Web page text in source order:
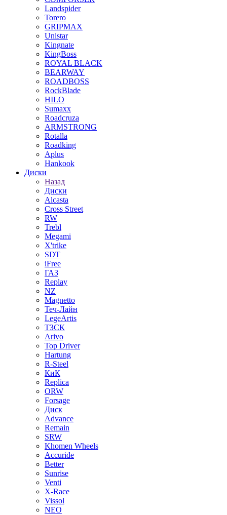
Landspider
Torero
GRIPMAX
Unistar
Kingnate
KingBoss
ROYAL BLACK
BEARWAY
ROADBOSS
RockBlade
HILO
Sumaxx
Roadcruza
ARMSTRONG
Rotalla
Roadking
Aplus
Hankook
Диски
Назад
Диски
Alcasta
Cross Street
RW
Trebl
Megami
X'trike
SDT
iFree
ГАЗ
Replay
NZ
Magnetto
Теч-Лайн
LegeArtis
ТЗСК
Arivo
Top Driver
Hartung
R-Steel
КиК
Replica
ORW
Forsage
Диск
Advance
Remain
SRW
Khomen Wheels
Accuride
Better
Sunrise
Venti
X-Race
Vissol
NEO